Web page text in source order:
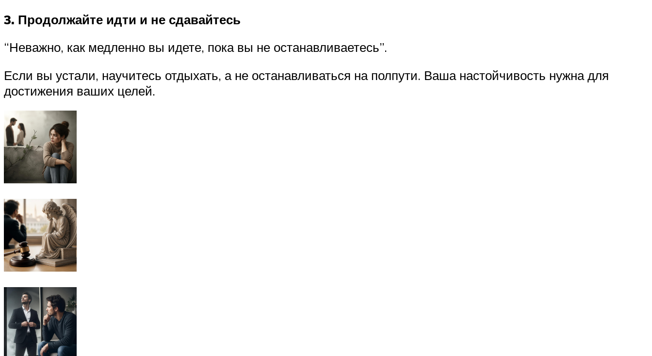
3. Продолжайте идти и не сдавайтесь
“Неважно, как медленно вы идете, пока вы не останавливаетесь”.
Если вы устали, научитесь отдыхать, а не останавливаться на полпути. Ваша настойчивость нужна для
достижения ваших целей.